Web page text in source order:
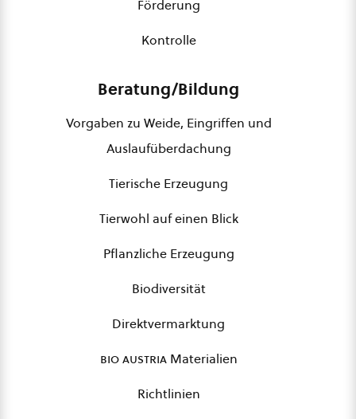
Förderung
Kontrolle
Beratung/Bildung
Vorgaben zu Weide, Eingriffen und
Auslaufüberdachung
Tierische Erzeugung
Tierwohl auf einen Blick
Pflanzliche Erzeugung
Biodiversität
Direktvermarktung
bio austriaMaterialien
Richtlinien